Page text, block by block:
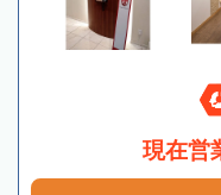
現在営